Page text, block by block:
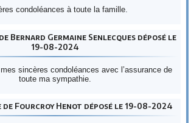
condoléances à toute la famille.
Bernard Germaine Senlecques déposé le
19-08-2024
sincères condoléances avec l’assurance de
toute ma sympathie.
de Fourcroy Henot déposé le 19-08-2024